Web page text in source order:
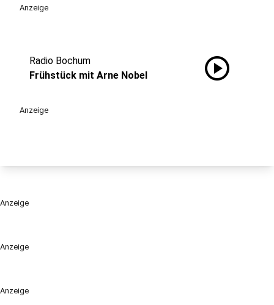
Anzeige
Anzeige
Anzeige
Radio Bochum
Frühstück mit Arne Nobel
play_circle
Anzeige
Anzeige